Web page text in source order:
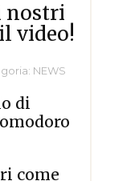
nostri
video!
NEWS
di
come